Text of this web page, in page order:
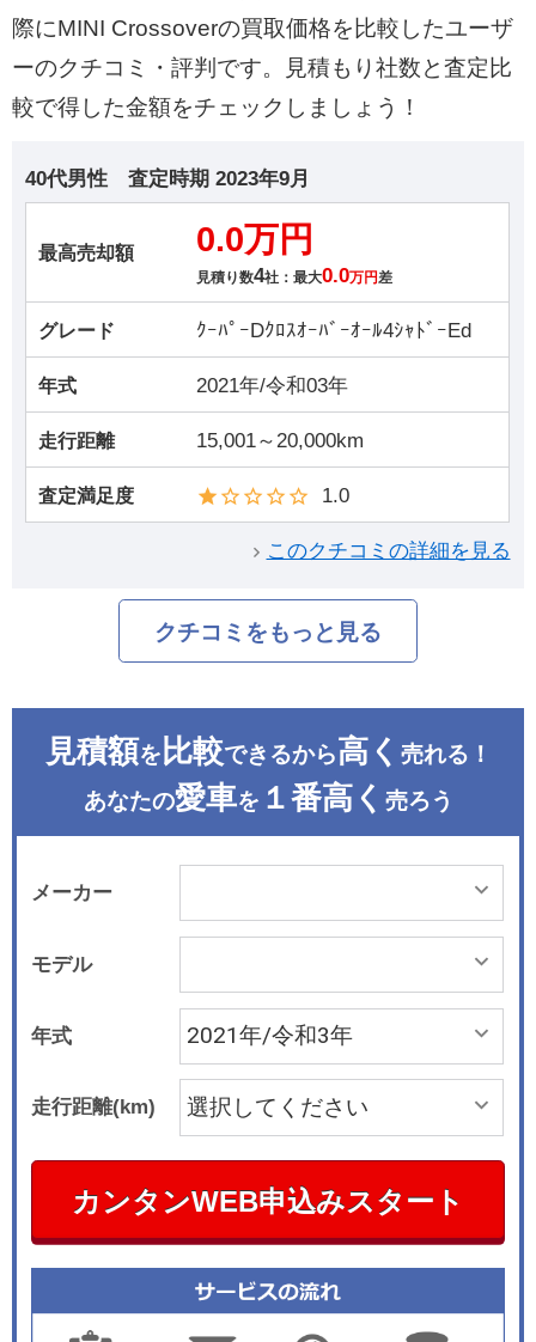
際にMINI Crossoverの買取価格を比較したユーザ
ーのクチコミ・評判です。見積もり社数と査定比
較で得した金額をチェックしましょう！
40代男性 査定時期 2023年9月
最高売却額 0.0万円
見積り数4社：最大0.0万円差
グレード ｸｰﾊﾟｰDｸﾛｽｵｰﾊﾞｰｵｰﾙ4ｼｬﾄﾞｰEd
年式 2021年/令和03年
走行距離 15,001～20,000km
査定満足度 1.0
このクチコミの詳細を見る
クチコミをもっと見る
見積額を 比較できるから高く 売れる！
あなたの愛車を １番高く 売ろう
メーカー
モデル
年式
走行距離(km)
カンタンWEB申込みスタート